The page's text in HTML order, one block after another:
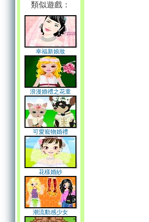
類似遊戲：
幸福新娘妝
浪漫婚禮之花童
可愛寵物婚禮
花樣婚紗
潮流動感少女